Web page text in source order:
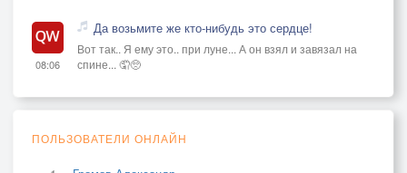
08:06
Да возьмите же кто-нибудь это сердце!
Вот так.. Я ему это.. при луне... А он взял и завязал на
спине... 🤦🥺
ПОЛЬЗОВАТЕЛИ ОНЛАЙН